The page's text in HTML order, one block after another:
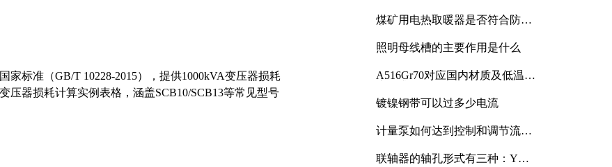
标准（GB/T 10228-2015），提供1000kVA变压器损耗
压器损耗计算实例表格，涵盖SCB10/SCB13等常见型号
煤矿用电热取暖器是否符合防爆
照明母线槽的主要作用是什么
A516Gr70对应国内材质及低温冲
镀镍钢带可以过多少电流
计量泵如何达到控制和调节流量
联轴器的轴孔形式有三种：Y